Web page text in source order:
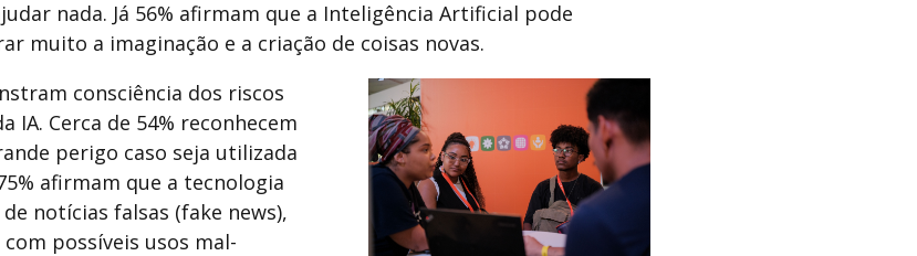
nada. Já 56% afirmam que a Inteligência Artificial pode
muito a imaginação e a criação de coisas novas.
consciência dos riscos
IA. Cerca de 54% reconhecem
perigo caso seja utilizada
afirmam que a tecnologia
notícias falsas (fake news),
possíveis usos mal-